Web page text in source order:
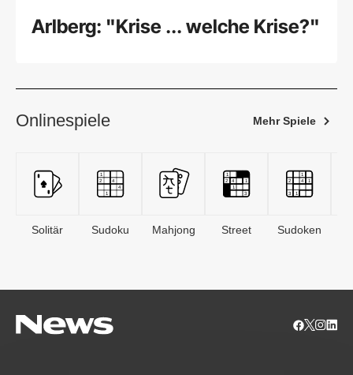
Arlberg: "Krise ... welche Krise?"
Onlinespiele Mehr Spiele
Solitär Sudoku Mahjong Street Sudoken